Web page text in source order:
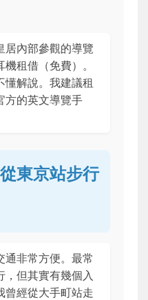
居內部參觀的導覽
租借（免費）。
懂解說。我建議租
方的英文導覽手
東京站步行
通非常方便。最常
，但其實有幾個入
曾經從大手町站走